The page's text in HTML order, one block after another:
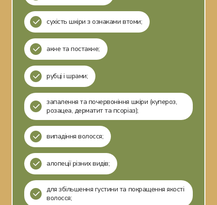
сухість шкіри з ознаками втоми;
акне та постакне;
рубці і шрами;
запалення та почервоніння шкіри (купероз,
розацеа, дерматит та псоріаз);
випадіння волосся;
алопеції різних видів;
для збільшення густини та покращення якості
волосся;